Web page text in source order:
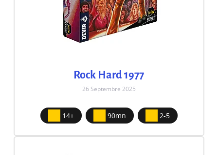
Rock Hard 1977
26 Septembre 2025
14+ 90mn 2-5